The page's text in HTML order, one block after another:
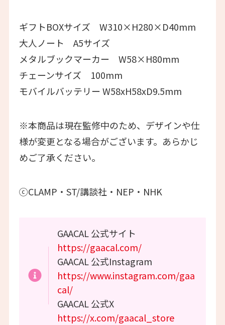
ギフトBOXサイズ W310×H280×D40mm
大人ノート A5サイズ
メタルブックマーカー W58×H80mm
チェーンサイズ 100mm
モバイルバッテリー W58xH58xD9.5mm
※本商品は現在監修中のため、デザインや仕
様が変更となる場合がございます。あらかじ
めご了承ください。
ⓒCLAMP・ST/講談社・NEP・NHK
GAACAL 公式サイト
https://gaacal.com/
GAACAL 公式Instagram
https://www.instagram.com/gaa
cal/
GAACAL 公式X
https://x.com/gaacal_store